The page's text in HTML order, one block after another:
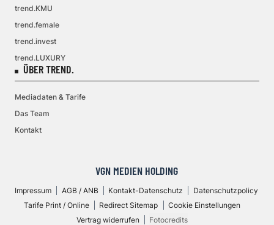
trend.KMU
trend.female
trend.invest
trend.LUXURY
ÜBER TREND.
Mediadaten & Tarife
Das Team
Kontakt
VGN MEDIEN HOLDING
Impressum AGB / ANB Kontakt-Datenschutz
Datenschutzpolicy
Tarife Print / Online
Redirect Sitemap
Cookie Einstellungen
Vertrag widerrufen
Fotocredits